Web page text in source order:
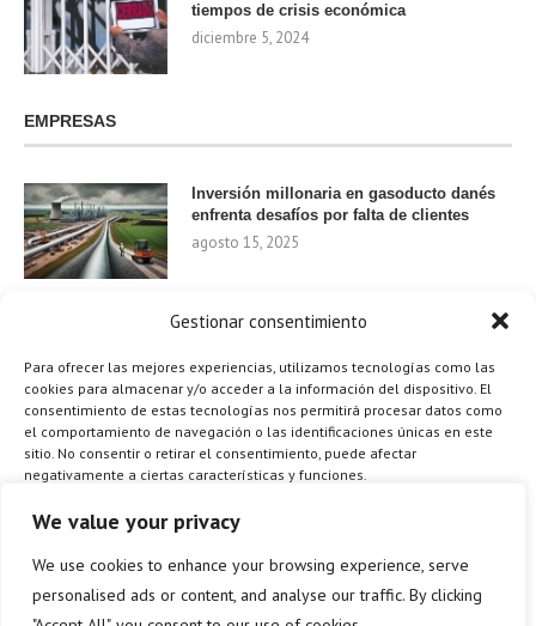
We value your privacy
We use cookies to enhance your browsing experience, serve
personalised ads or content, and analyse our traffic. By clicking
Gestionar consentimiento
Para ofrecer las mejores experiencias, utilizamos tecnologías como las
cookies para almacenar y/o acceder a la información del dispositivo. El
consentimiento de estas tecnologías nos permitirá procesar datos como
el comportamiento de navegación o las identificaciones únicas en este
sitio. No consentir o retirar el consentimiento, puede afectar
negativamente a ciertas características y funciones.
Gestionar los servicios
ACEPTAR
tiempos de crisis económica
diciembre 5, 2024
EMPRESAS
Inversión millonaria en gasoducto danés
enfrenta desafíos por falta de clientes
agosto 15, 2025
de IA para 2024
agosto 9, 2025
¿Cómo el Método de Tres Sillas de Walt
Productividad?